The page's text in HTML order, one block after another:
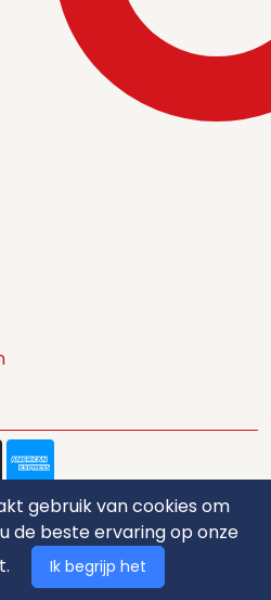
gebruik van cookies om
de beste ervaring op onze
Ik begrijp het